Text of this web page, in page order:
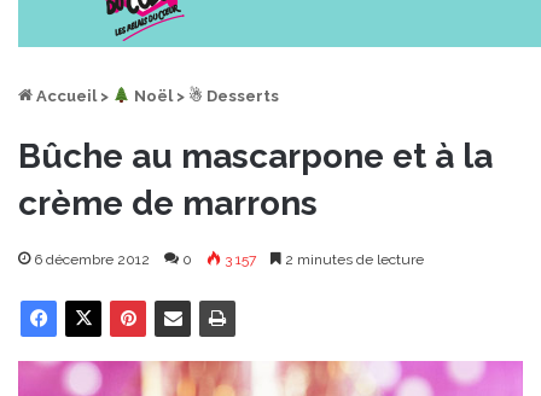
Accueil > ︎ Noël > ☃ Desserts
Bûche au mascarpone et à la
crème de marrons
6 décembre 2012 0 3 157 2 minutes de lecture